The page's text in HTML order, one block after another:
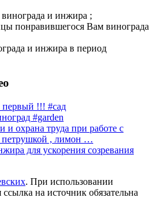
и инжира ;
понравившегося Вам винограда
и инжира в период
первый !!! #сад
#garden
и охрана труда при работе с
, лимон …
для ускорения созревания
. При использовании
на источник обязательна